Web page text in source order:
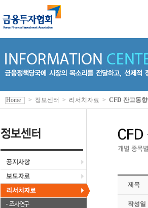
조사연구
Home > 정보센터 > 리서치자료 > CFD 잔고동향
제목
작성일